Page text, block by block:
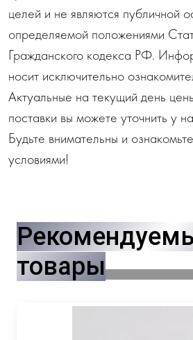
целей и не являются публичной
определяемой положениями
Гражданского кодекса РФ.
носит исключительно
Актуальные на текущий день
поставки вы можете уточнить у
Будьте внимательны и
условиями!
товары